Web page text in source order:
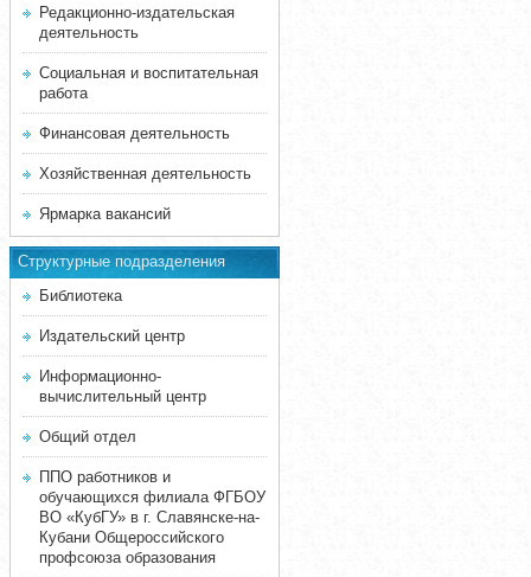
Редакционно-издательская
деятельность
Социальная и воспитательная
работа
Финансовая деятельность
Хозяйственная деятельность
Ярмарка вакансий
Структурные подразделения
Библиотека
Издательский центр
Информационно-
вычислительный центр
Общий отдел
ППО работников и
обучающихся филиала ФГБОУ
ВО «КубГУ» в г. Славянске-на-
Кубани Общероссийского
профсоюза образования